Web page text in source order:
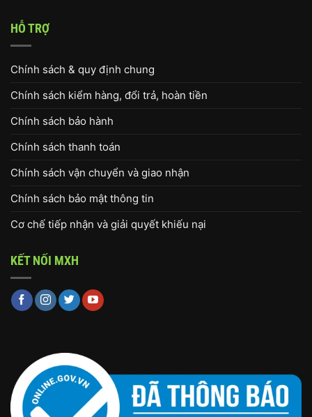
HỖ TRỢ
Chính sách & quy định chung
Chính sách kiểm hàng, đổi trả, hoàn tiền
Chính sách bảo hành
Chính sách thanh toán
Chính sách vận chuyển và giao nhận
Chính sách bảo mật thông tin
Cơ chế tiếp nhận và giải quyết khiếu nại
KẾT NỐI MXH